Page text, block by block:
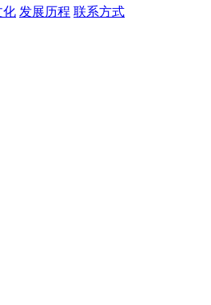
化 发展历程 联系方式